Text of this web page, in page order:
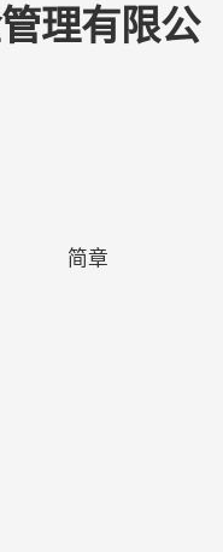
理有限公
简章